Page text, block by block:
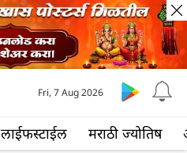
लाईफस्टाईल मराठी ज्योतिष
Fri, 7 Aug 2026